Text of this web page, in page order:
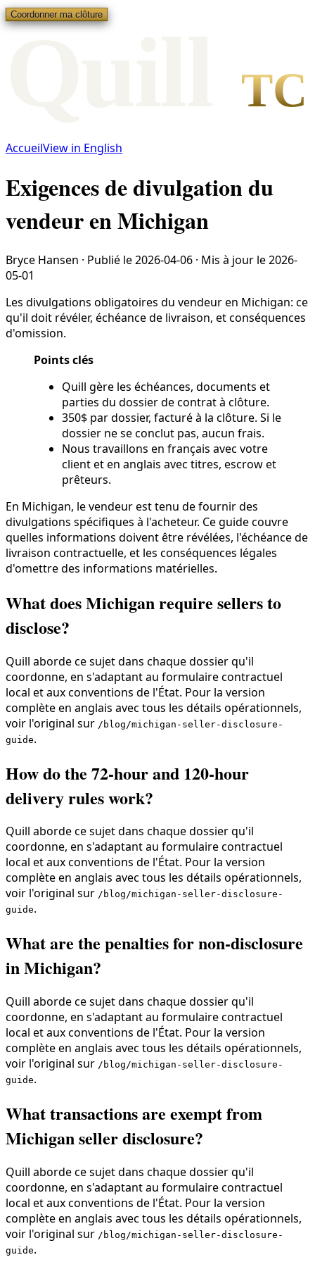
Coordonner ma clôture
TC
AccueilView in English
Exigences de divulgation du
vendeur en Michigan
Bryce Hansen · Publié le2026-04-06 · Mis à jour le2026-
05-01
Les divulgations obligatoires du vendeur en Michigan: ce
qu'il doit révéler, échéance de livraison, et conséquences
d'omission.
Points clés
Quill gère les échéances, documents et
parties du dossier de contrat à clôture.
350$ par dossier, facturé à la clôture. Si le
dossier ne se conclut pas, aucun frais.
Nous travaillons en français avec votre
client et en anglais avec titres, escrow et
prêteurs.
En Michigan, le vendeur est tenu de fournir des
divulgations spécifiques à l'acheteur. Ce guide couvre
quelles informations doivent être révélées, l'échéance de
livraison contractuelle, et les conséquences légales
d'omettre des informations matérielles.
What does Michigan require sellers to
disclose?
Quill aborde ce sujet dans chaque dossier qu'il
coordonne, en s'adaptant au formulaire contractuel
local et aux conventions de l'État. Pour la version
complète en anglais avec tous les détails opérationnels,
voir l'original sur /blog/michigan-seller-disclosure-
guide.
How do the 72-hour and 120-hour
delivery rules work?
Quill aborde ce sujet dans chaque dossier qu'il
coordonne, en s'adaptant au formulaire contractuel
local et aux conventions de l'État. Pour la version
complète en anglais avec tous les détails opérationnels,
voir l'original sur /blog/michigan-seller-disclosure-
guide.
What are the penalties for non-disclosure
in Michigan?
Quill aborde ce sujet dans chaque dossier qu'il
coordonne, en s'adaptant au formulaire contractuel
local et aux conventions de l'État. Pour la version
complète en anglais avec tous les détails opérationnels,
voir l'original sur /blog/michigan-seller-disclosure-
guide.
What transactions are exempt from
Michigan seller disclosure?
Quill aborde ce sujet dans chaque dossier qu'il
coordonne, en s'adaptant au formulaire contractuel
local et aux conventions de l'État. Pour la version
complète en anglais avec tous les détails opérationnels,
voir l'original sur /blog/michigan-seller-disclosure-
guide.